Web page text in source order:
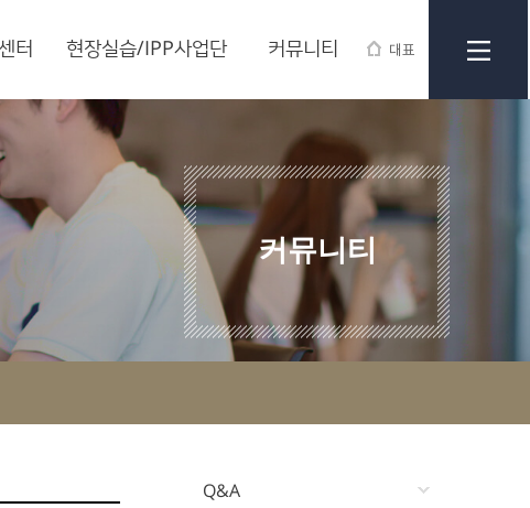
대표
터 현장실습/IPP사업단 커뮤니티
커뮤니티
Q&A